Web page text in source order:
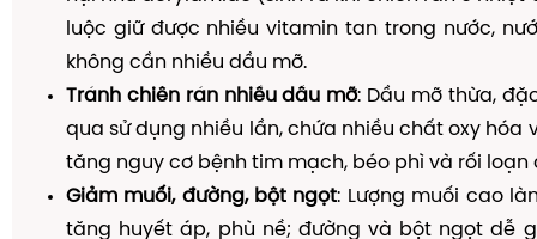
luộc giữ được nhiều vitamin tan trong nước,
không cần nhiều dầu mỡ.
Tránh chiên rán nhiều dầu mỡ: Dầu mỡ thừa,
qua sử dụng nhiều lần, chứa nhiều chất oxy hóa
tăng nguy cơ bệnh tim mạch, béo phì và rối loạn
Giảm muối, đường, bột ngọt: Lượng muối cao
tăng huyết áp, phù nề; đường và bột ngọt dễ